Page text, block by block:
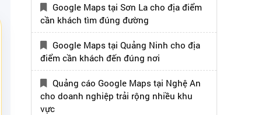
Google Maps tại Sơn La cho địa điểm
cần khách tìm đúng đường
Google Maps tại Quảng Ninh cho địa
điểm cần khách đến đúng nơi
Quảng cáo Google Maps tại Nghệ An
cho doanh nghiệp trải rộng nhiều khu
vực